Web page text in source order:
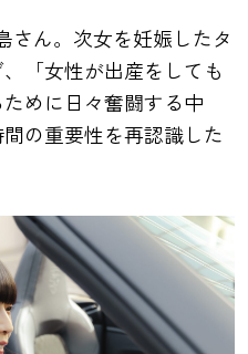
さん。次女を妊娠したタ
「女性が出産をしても
めに日々奮闘する中
の重要性を再認識した